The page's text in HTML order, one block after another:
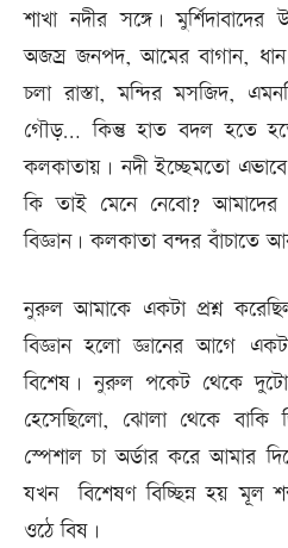
শাখা নদীর সঙ্গে।
অজস্র জনপদ, আমের বাগান,
চলা রাস্তা, মন্দির মসজিদ,
গৌড়… কিন্তু হাত বদল হতে
কলকাতায়। নদী ইচ্ছেমতো
কি তাই মেনে নেবো?
বিজ্ঞান। কলকাতা বন্দর বাঁচাতে
নুরুল আমাকে একটা প্রশ্ন
বিজ্ঞান হলো জ্ঞানের আগে
বিশেষ। নুরুল পকেট থেকে
হেসেছিলো, ঝোলা থেকে বাকি
স্পেশাল চা অর্ডার করে আমার
যখন বিশেষণ বিচ্ছিন্ন হয় মূল
ওঠে বিষ।